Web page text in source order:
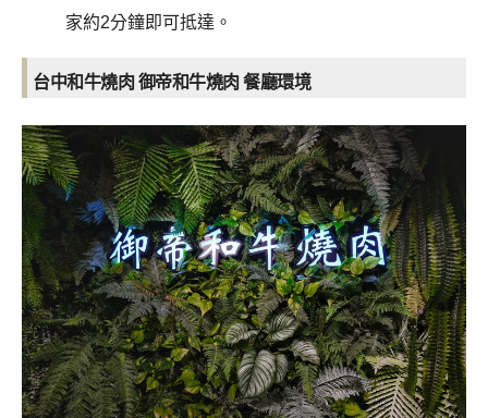
家約2分鐘即可抵達。
台中和牛燒肉 御帝和牛燒肉 餐廳環境